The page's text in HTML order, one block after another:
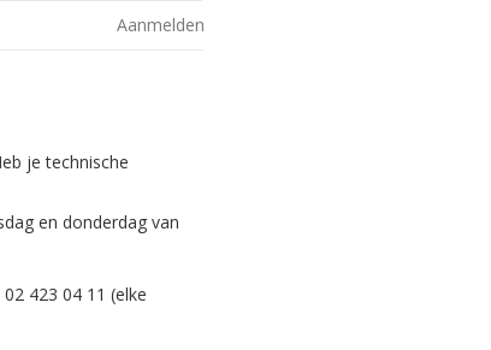
Aanmelden
je technische
en donderdag van
02 423 04 11 (elke